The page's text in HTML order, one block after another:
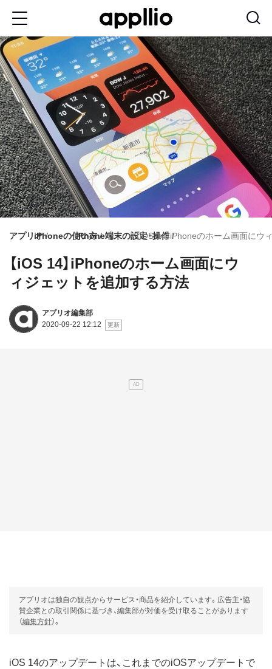
ン
コ
ン
テ
ン
ツ
に
移
動
アプリオiPhoneの使い方iPhone端末の設定・操作【iOS 14】iPhoneのホーム画面に
【iOS 14】iPhoneのホーム画面にウ
ィジェットを追加する方法
アプリオ編集部
2020-09-22 12:12
アプリオは独自の観点からサービス・商品を紹介しています。広告主・協
賛企業との取引関係に基づき、編集部が対価を受け取ることがあります
（編集方針）。
iOS 14のアップデートは、これまでのiOSアップデートで